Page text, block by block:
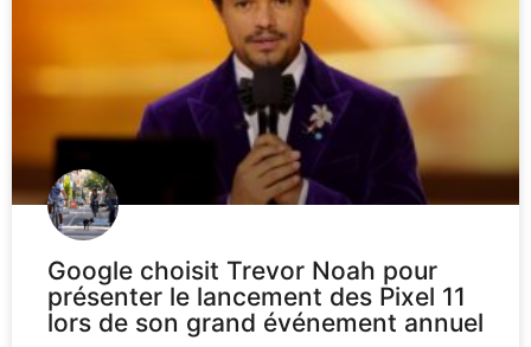
Google choisit Trevor Noah pour
présenter le lancement des Pixel 11
lors de son grand événement annuel